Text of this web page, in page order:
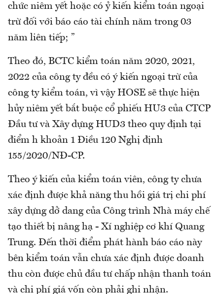
chức niêm yết hoặc có ỷ kiến kiểm toán ngoại
trừ đối với báo cáo tài chính năm trong 03
năm liên tiếp; ”
Theo đó, BCTC kiểm toán năm 2020, 2021,
2022 của công ty đều có ý kiến ngoại trừ của
công ty kiểm toán, vì vậy HOSE sẽ thực hiện
hủy niêm yết bắt buộc cổ phiếu HU3 của CTCP
Đầu tư và Xây dựng HUD3 theo quy định tại
điểm h khoản 1 Điều 120 Nghị định
155/2020/NĐ-CP.
Theo ý kiến của kiểm toán viên, công ty chưa
xác định được khả năng thu hồi giá trị chi phí
xây dựng dở dang của Công trình Nhà máy chế
tạo thiết bị nâng hạ - Xí nghiệp cơ khí Quang
Trung. Đến thời điểm phát hành báo cáo này
bên kiểm toán vẫn chưa xác định được doanh
thu còn được chủ đầu tư chấp nhận thanh toán
và chi phí giá vốn còn phải ghi nhận.